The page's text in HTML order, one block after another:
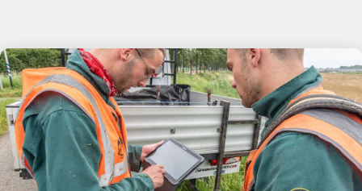
Efficiënte afhandeling
meldingen